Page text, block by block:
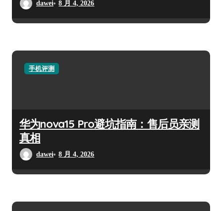
dawei 8 月 4, 2026
手机评测
华为nova15 Pro避坑指南：售后员亲测
真相
dawei 8 月 4, 2026